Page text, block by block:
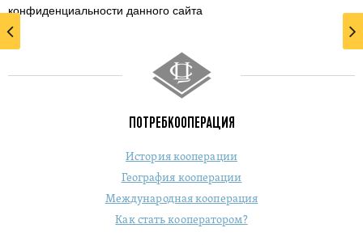
конфиденциальности данного сайта
ПОТРЕБКООПЕРАЦИЯ
История кооперации
География кооперации
Международная кооперация
Как стать кооператором?